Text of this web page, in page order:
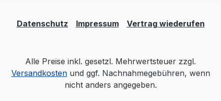
Datenschutz Impressum Vertrag wiederufen
Alle Preise inkl. gesetzl. Mehrwertsteuer zzgl.
Versandkostenund ggf. Nachnahmegebühren, wenn
nicht anders angegeben.